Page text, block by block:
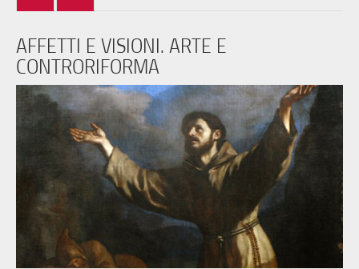
AFFETTI E VISIONI. ARTE E
CONTRORIFORMA